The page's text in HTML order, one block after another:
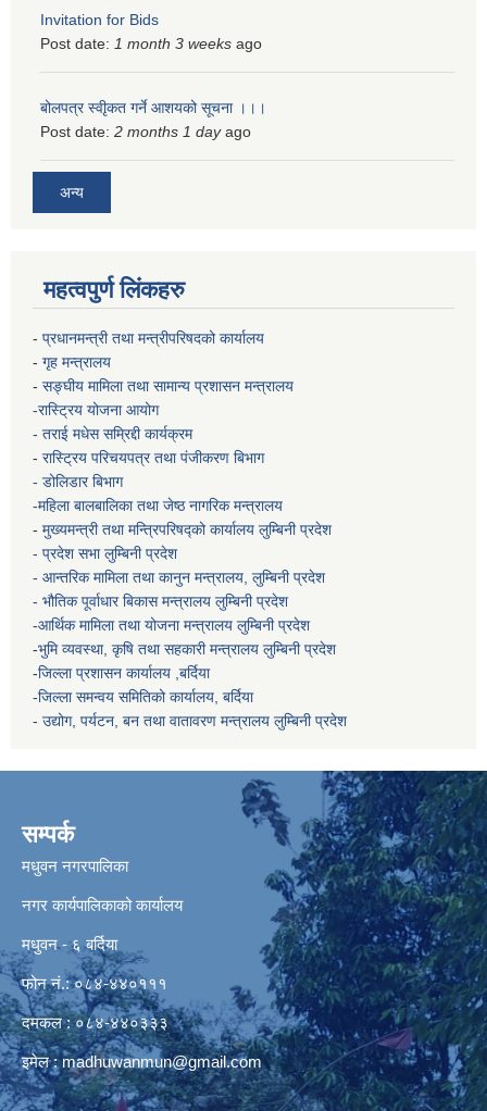
Invitation for Bids
Post date: 1 month 3 weeks ago
बोलपत्र स्वीृकत गर्ने आशयको सूचना ।।।
Post date: 2 months 1 dayago
अन्य
महत्वपुर्ण लिंकहरु
- प्रधानमन्त्री तथा मन्त्रीपरिषदको कार्यालय
- गृह मन्त्रालय
- सङ्घीय मामिला तथा सामान्य प्रशासन मन्त्रालय
-रास्ट्रिय योजना आयोग
- तराई मधेस सम्रिद्दी कार्यक्रम
- रास्ट्रिय परिचयपत्र तथा पंजीकरण बिभाग
- डोलिडार बिभाग
-महिला बालबालिका तथा जेष्ठ नागरिक मन्त्रालय
- मुख्यमन्त्री तथा मन्त्रिपरिषद्को कार्यालय लुम्बिनी प्रदेश
- प्रदेश सभा लुम्बिनी प्रदेश
- आन्तरिक मामिला तथा कानुन मन्त्रालय, लुम्बिनी प्रदेश
- भौतिक पूर्वाधार बिकास मन्त्रालय लुम्बिनी प्रदेश
-आर्थिक मामिला तथा योजना मन्त्रालय लुम्बिनी प्रदेश
-भुमि व्यवस्था, कृषि तथा सहकारी मन्त्रालय लुम्बिनी प्रदेश
-जिल्ला प्रशासन कार्यालय ,बर्दिया
-जिल्ला समन्वय समितिको कार्यालय, बर्दिया
- उद्योग, पर्यटन, बन तथा वातावरण मन्त्रालय लुम्बिनी प्रदेश
सम्पर्क
मधुवन नगरपालिका
नगर कार्यपालिकाको कार्यालय
मधुवन - ६ बर्दिया
फोन नं.: ०८४-४४०१११
दमकल : ०८४-४४०३३३
इमेल :madhuwanmun@gmail.com